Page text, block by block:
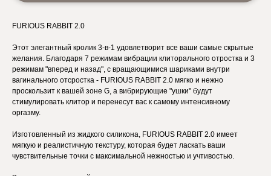
FURIOUS RABBIT 2.0
Этот элегантный кролик 3-в-1 удовлетворит все ваши самые скрытые
желания. Благодаря 7 режимам вибрации клиторального отростка и 3
режимам "вперед и назад", с вращающимися шариками внутри
вагинального отсростка - FURIOUS RABBIT 2.0 мягко и нежно
проскользит к вашей зоне G, а вибрирующие "ушки" будут
стимулировать клитор и перенесут вас к самому интенсивному
оргазму.
Изготовленный из жидкого силикона, FURIOUS RABBIT 2.0 имеет
мягкую и реалистичную текстуру, которая будет ласкать ваши
чувствительные точки с максимальной нежностью и учтивостью.